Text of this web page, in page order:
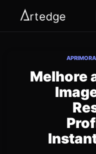
Melhore